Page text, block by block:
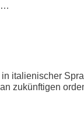
italienischer
zukünftigen